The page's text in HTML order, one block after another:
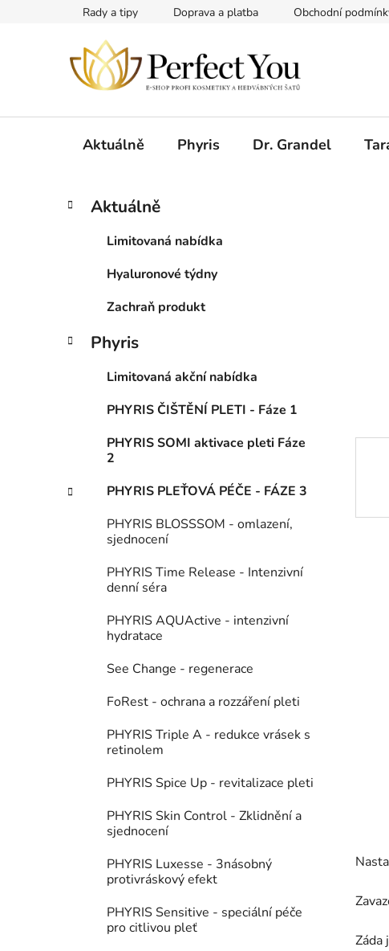
Rady a tipy Doprava a platba Obchodní
Aktuálně Phyris Dr. Grandel
P
n
Přeskočit
kategorie
K
a
e
Aktuálně
Limitovaná nabídka
Hyaluronové týdny
Zachraň produkt
Phyris
Limitovaná akční nabídka
PHYRIS ČIŠTĚNÍ PLETI - Fáze 1
PHYRIS SOMI aktivace pleti Fáze
2
PHYRIS PLEŤOVÁ PÉČE - FÁZE 3
PHYRIS BLOSSSOM - omlazení,
sjednocení
PHYRIS Time Release - Intenzivní
denní séra
PHYRIS AQUActive - intenzivní
hydratace
See Change - regenerace
FoRest - ochrana a rozzáření pleti
PHYRIS Triple A - redukce vrásek s
retinolem
PHYRIS Spice Up - revitalizace pleti
PHYRIS Skin Control - Zklidnění a
sjednocení
PHYRIS Luxesse - 3násobný
protivráskový efekt
PHYRIS Sensitive - speciální péče
pro citlivou pleť
Záda